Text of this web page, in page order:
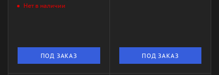
Нет в наличии
ПОД ЗАКАЗ ПОД ЗАКАЗ